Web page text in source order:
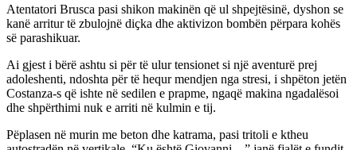
Atentatori Brusca pasi shikon makinën që ul shpejtësinë, dyshon se
kanë arritur të zbulojnë diҫka dhe aktivizon bombën përpara kohës
së parashikuar.
Ai gjest i bërë ashtu si për të ulur tensionet si një aventurë prej
adoleshenti, ndoshta për të hequr mendjen nga stresi, i shpëton jetën
Costanza-s që ishte në sedilen e prapme, ngaqë makina ngadalësoi
dhe shpërthimi nuk e arriti në kulmin e tij.
Pëplasen në murin me beton dhe katrama, pasi tritoli e ktheu